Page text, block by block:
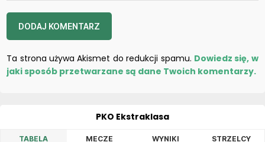
Ta strona używa Akismet do redukcji spamu. Dowiedz się, w
jaki sposób przetwarzane są dane Twoich komentarzy.
PKO Ekstraklasa
TABELA MECZE WYNIKI STRZELCY